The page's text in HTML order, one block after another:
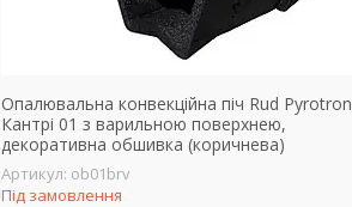
Опалювальна конвекційна піч Rud Pyrotron
Кантрі 01 з варильною поверхнею,
декоративна обшивка (коричнева)
ob01brv
Під замовлення